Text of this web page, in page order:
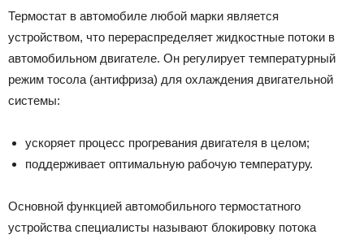
Термостат в автомобиле любой марки является
устройством, что перераспределяет жидкостные потоки в
автомобильном двигателе. Он регулирует температурный
режим тосола (антифриза) для охлаждения двигательной
системы:
ускоряет процесс прогревания двигателя в целом;
поддерживает оптимальную рабочую температуру.
Основной функцией автомобильного термостатного
устройства специалисты называют блокировку потока